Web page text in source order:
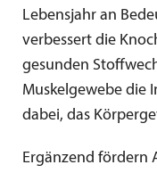
Lebensjahr an
verbessert die
gesunden
Muskelgewebe die
dabei, das
Ergänzend fördern